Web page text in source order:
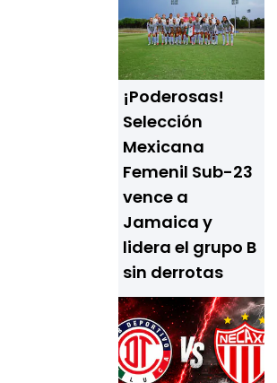
¡Poderosas!
Selección
Mexicana
Femenil Sub-23
vence a
Jamaica y
lidera el grupo B
sin derrotas